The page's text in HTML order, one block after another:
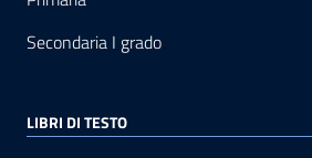
Secondaria I grado
LIBRI DI TESTO